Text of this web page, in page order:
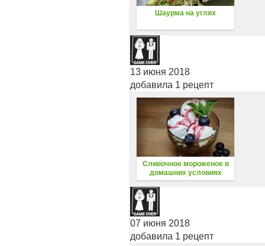
Шаурма на углях
13 июня 2018
добавила 1 рецепт
Сливочное мороженое в
домашних условиях
07 июня 2018
добавила 1 рецепт